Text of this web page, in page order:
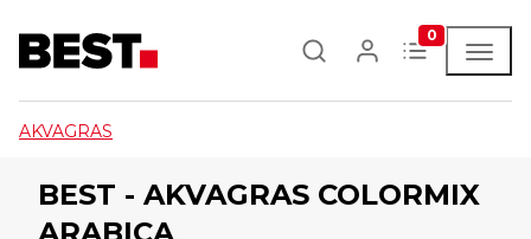
0
AKVAGRAS
BEST - AKVAGRAS COLORMIX